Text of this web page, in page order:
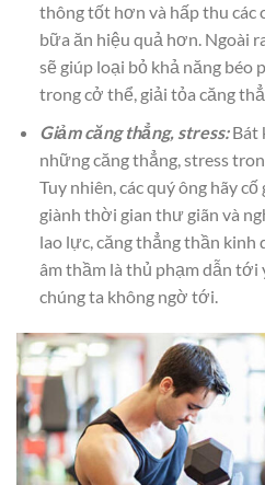
thông tốt hơn và hấp thu các
bữa ăn hiệu quả hơn. Ngoài
sẽ giúp loại bỏ khả năng
trong cở thể, giải tỏa căng
Giảm căng thẳng, stress:Bát
những căng thẳng, stress
Tuy nhiên, các quý ông hãy cố
giành thời gian thư giãn và
lao lực, căng thẳng thần kinh
âm thầm là thủ phạm dẫn tới
chúng ta không ngờ tới.